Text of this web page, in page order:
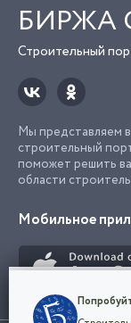
БИРЖА
Строительный
Мы представляем
строительный
поможет решить
области
Мобильное